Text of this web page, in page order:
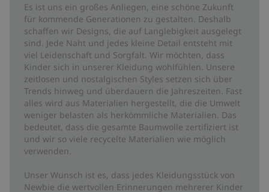
Es ist uns ein großes Anliegen, eine schöne Zukunft
für kommende Generationen zu gestalten. Deshalb
schaffen wir Designs, die auf Langlebigkeit ausgelegt
sind. Jede Naht und jedes kleine Detail entsteht mit
viel Leidenschaft und Sorgfalt. Wir möchten, dass
Kinder sich in unserer Kleidung wohlfühlen. Unsere
zeitlosen und nostalgischen Styles setzen sich über
Trends hinweg und überdauern die Jahreszeiten. Fast
alles wird aus Materialien hergestellt, die die Umwelt
weniger belasten als herkömmliche Materialien. Das
bedeutet, dass die gesamte Baumwolle zertifiziert ist
und wir so viele recycelte Materialien wie möglich
verwenden.
Unser Wunsch ist es, dass jedes Kleidungsstück von
Newbie die wertvollen Erinnerungen mehrerer Kinder